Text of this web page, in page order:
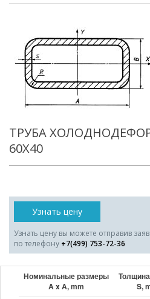
ТРУБА
60X40
Узнать цену
Узнать цену вы можете отправив
по телефону +7(499) 753-72-36
Номинальные размеры
A x A, mm
S,